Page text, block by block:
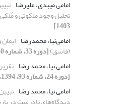
امامی میبدی، علیرضا
تحلیل وجود ملکوتی و مُلکی
1403]
امامی‌نیا، محمدرضا
(فاسق)[دوره 33، شماره 130، 1403، صفحه 89-101]
امامی نیا، محمد رضا
[دوره 24، شماره 93، 1394، صفحه 29-61]
امامی نیا، محمد رضا